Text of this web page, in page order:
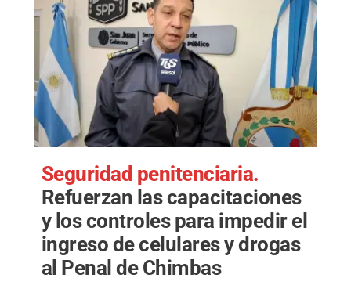
Seguridad penitenciaria.
Refuerzan las capacitaciones
y los controles para impedir el
ingreso de celulares y drogas
al Penal de Chimbas